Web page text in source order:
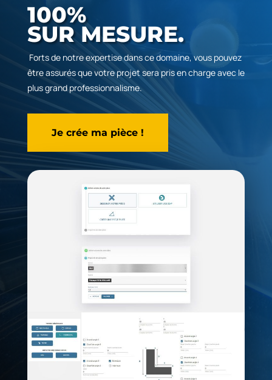
100%
SUR MESURE.
Forts de notre expertise dans ce domaine, vous pouvez
être assurés que votre projet sera pris en charge avec le
plus grand professionnalisme.
Je crée ma pièce !